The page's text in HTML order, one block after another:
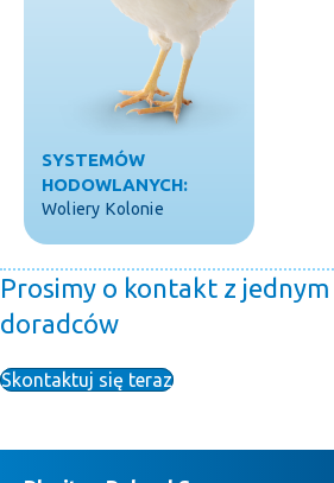
SYSTEMÓW
HODOWLANYCH:
Woliery Kolonie
Prosimy o kontakt z jednym
doradców
Skontaktuj się teraz